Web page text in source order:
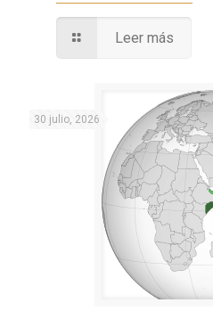
Leer más
30 julio, 2026